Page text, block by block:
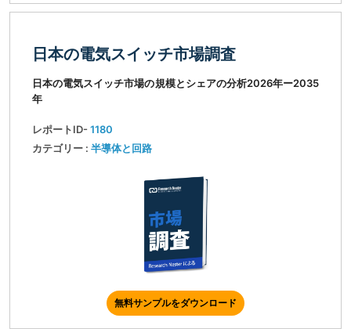
日本の電気スイッチ市場調査
日本の電気スイッチ市場の規模とシェアの分析2026年ー2035
年
レポートID-1180
カテゴリー : 半導体と回路
無料サンプルをダウンロード